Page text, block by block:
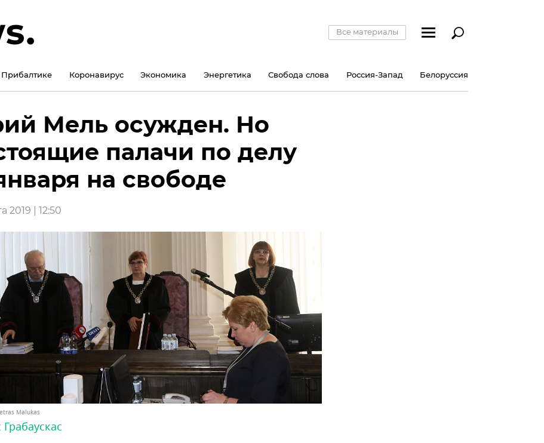
Все материалы
Коронавирус Экономика Энергетика Свобода слова Россия-Запад Белоруссия
Мель осужден. Но
палачи по делу
на свободе
2019 | 12:50
Malukas